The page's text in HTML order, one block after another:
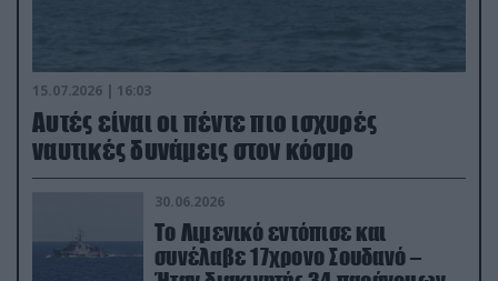
15.07.2026 | 16:03
Aυτές είναι οι πέντε πιο ισχυρές
ναυτικές δυνάμεις στον κόσμο
30.06.2026
Το Λιμενικό εντόπισε και
συνέλαβε 17χρονο Σουδανό –